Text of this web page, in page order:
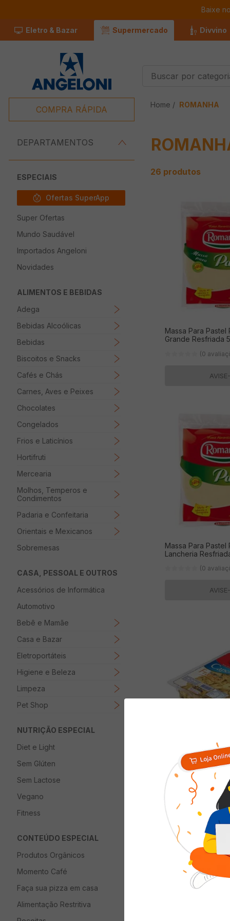
Baixe
Eletro & Bazar Supermercado Divvino
Buscados
2º Leite
4º Iogurte
Papel Higienico
Macarrão
COMPRA RÁPIDA
DEPARTAMENTOS
ESPECIAIS
Ofertas SuperApp
Super Ofertas
Mundo Saudável
Importados Angeloni
Novidades
ALIMENTOS E BEBIDAS
Adega
Bebidas Alcoólicas
Bebidas
Biscoitos e Snacks
Cafés e Chás
Carnes, Aves e Peixes
Chocolates
Congelados
Frios e Laticínios
Hortifruti
Mercearia
Molhos, Temperos e
Condimentos
Padaria e Confeitaria
Orientais e Mexicanos
Sobremesas
CASA, PESSOAL E OUTROS
Acessórios de Informática
Automotivo
Bebê e Mamãe
Casa e Bazar
Eletroportáteis
Higiene e Beleza
Limpeza
Pet Shop
NUTRIÇÃO ESPECIAL
Diet e Light
Sem Glúten
Sem Lactose
Vegano
Fitness
CONTEÚDO ESPECIAL
Produtos Orgânicos
Momento Café
Faça sua pizza em casa
Alimentação Restritiva
ROMANHA
26 produtos
Massa Para Pastel
Grande Resfriada
(0
Massa Para Pastel
Lancheria
(0
Capeletti Romanha
Resfriado 400g
(0
AVISE-